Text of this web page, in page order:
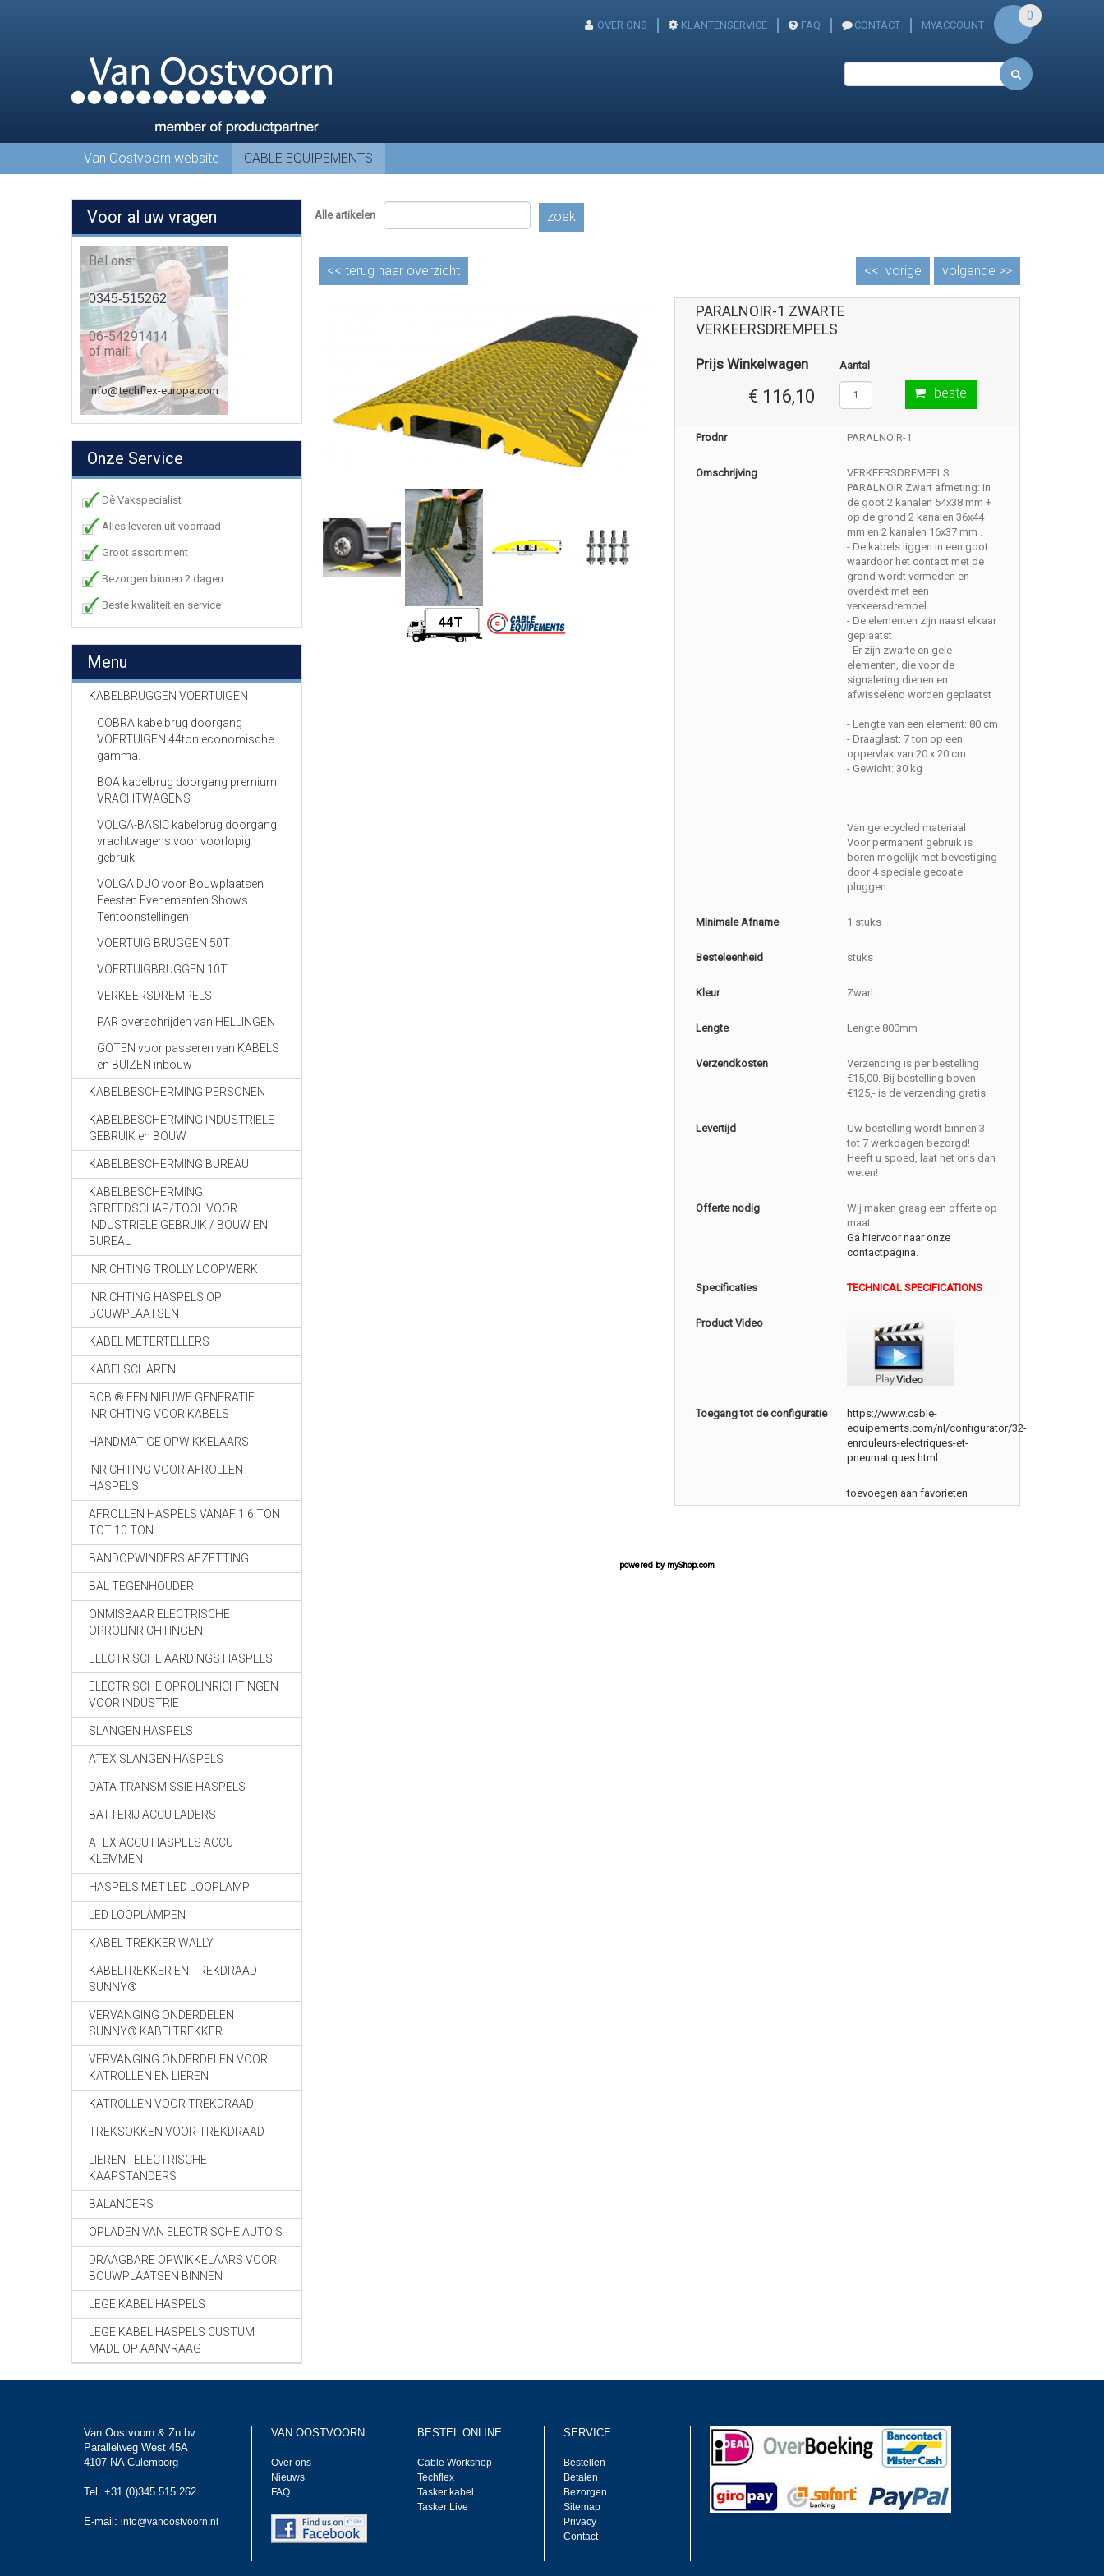
OVER ONS KLANTENSERVICE FAQ CONTACT MYACCOUNT
0
Van Oostvoorn website CABLE EQUIPEMENTS
Voor al uw vragen
Bel ons:
0345-515262
06-54291414
of mail:
info@techflex-europa.com
Onze Service
Dè Vakspecialist
Alles leveren uit voorraad
Groot assortiment
Bezorgen binnen 2 dagen
Beste kwaliteit en service
Menu
KABELBRUGGEN VOERTUIGEN
COBRA kabelbrug doorgang
VOERTUIGEN 44ton economische
gamma.
BOA kabelbrug doorgang premium
VRACHTWAGENS
VOLGA-BASIC kabelbrug doorgang
vrachtwagens voor voorlopig
gebruik
VOLGA DUO voor Bouwplaatsen
Feesten Evenementen Shows
Tentoonstellingen
VOERTUIG BRUGGEN 50T
VOERTUIGBRUGGEN 10T
VERKEERSDREMPELS
PAR overschrijden van HELLINGEN
GOTEN voor passeren van KABELS
en BUIZEN inbouw
KABELBESCHERMING PERSONEN
KABELBESCHERMING INDUSTRIELE
GEBRUIK en BOUW
KABELBESCHERMING BUREAU
KABELBESCHERMING
GEREEDSCHAP/TOOL VOOR
INDUSTRIELE GEBRUIK / BOUW EN
BUREAU
INRICHTING TROLLY LOOPWERK
INRICHTING HASPELS OP
BOUWPLAATSEN
KABEL METERTELLERS
KABELSCHAREN
BOBI® EEN NIEUWE GENERATIE
INRICHTING VOOR KABELS
HANDMATIGE OPWIKKELAARS
INRICHTING VOOR AFROLLEN
HASPELS
AFROLLEN HASPELS VANAF 1.6 TON
TOT 10 TON
BANDOPWINDERS AFZETTING
BAL TEGENHOUDER
ONMISBAAR ELECTRISCHE
OPROLINRICHTINGEN
ELECTRISCHE AARDINGS HASPELS
ELECTRISCHE OPROLINRICHTINGEN
VOOR INDUSTRIE
SLANGEN HASPELS
ATEX SLANGEN HASPELS
DATA TRANSMISSIE HASPELS
BATTERIJ ACCU LADERS
ATEX ACCU HASPELS ACCU
KLEMMEN
HASPELS MET LED LOOPLAMP
LED LOOPLAMPEN
KABEL TREKKER WALLY
KABELTREKKER EN TREKDRAAD
SUNNY®
VERVANGING ONDERDELEN
SUNNY® KABELTREKKER
VERVANGING ONDERDELEN VOOR
KATROLLEN EN LIEREN
KATROLLEN VOOR TREKDRAAD
TREKSOKKEN VOOR TREKDRAAD
LIEREN - ELECTRISCHE
KAAPSTANDERS
BALANCERS
OPLADEN VAN ELECTRISCHE AUTO'S
DRAAGBARE OPWIKKELAARS VOOR
BOUWPLAATSEN BINNEN
LEGE KABEL HASPELS
LEGE KABEL HASPELS CUSTUM
MADE OP AANVRAAG
Alle artikelen zoek
<< terug naar overzicht volgende >>
<< vorige
PARALNOIR-1 ZWARTE
VERKEERSDREMPELS
Prijs Winkelwagen
€ 116,10
Aantal
bestel
Prodnr PARALNOIR-1
Omschrijving
VERKEERSDREMPELS
PARALNOIR Zwart afmeting: in
de goot 2 kanalen 54x38 mm +
op de grond 2 kanalen 36x44
mm en 2 kanalen 16x37 mm .
- De kabels liggen in een goot
waardoor het contact met de
grond wordt vermeden en
overdekt met een
verkeersdrempel
- De elementen zijn naast elkaar
geplaatst
- Er zijn zwarte en gele
elementen, die voor de
signalering dienen en
afwisselend worden geplaatst
- Lengte van een element: 80 cm
- Draaglast: 7 ton op een
oppervlak van 20 x 20 cm
- Gewicht: 30 kg
Van gerecycled materiaal
Voor permanent gebruik is
boren mogelijk met bevestiging
door 4 speciale gecoate
pluggen
Minimale Afname 1 stuks
Besteleenheid stuks
Kleur Zwart
Lengte Lengte 800mm
Verzendkosten
Verzending is per bestelling
€15,00. Bij bestelling boven
€125,- is de verzending gratis.
Levertijd
Uw bestelling wordt binnen 3
tot 7 werkdagen bezorgd!
Heeft u spoed, laat het ons dan
weten!
Offerte nodig
Wij maken graag een offerte op
maat.
Ga hiervoor naar onze
contactpagina.
Specificaties TECHNICAL SPECIFICATIONS
Product Video
Toegang tot de configuratie
https://www.cable-
equipements.com/nl/configurator/32-
enrouleurs-electriques-et-
pneumatiques.html
toevoegen aan favorieten
powered by myShop.com
Van Oostvoorn & Zn bv
Parallelweg West 45A
4107 NA Culemborg
Tel. +31 (0)345 515 262
E-mail: info@vanoostvoorn.nl
VAN OOSTVOORN
Over ons
Nieuws
FAQ
BESTEL ONLINE
Cable Workshop
Techflex
Tasker kabel
Tasker Live
SERVICE
Bestellen
Betalen
Bezorgen
Sitemap
Privacy
Contact